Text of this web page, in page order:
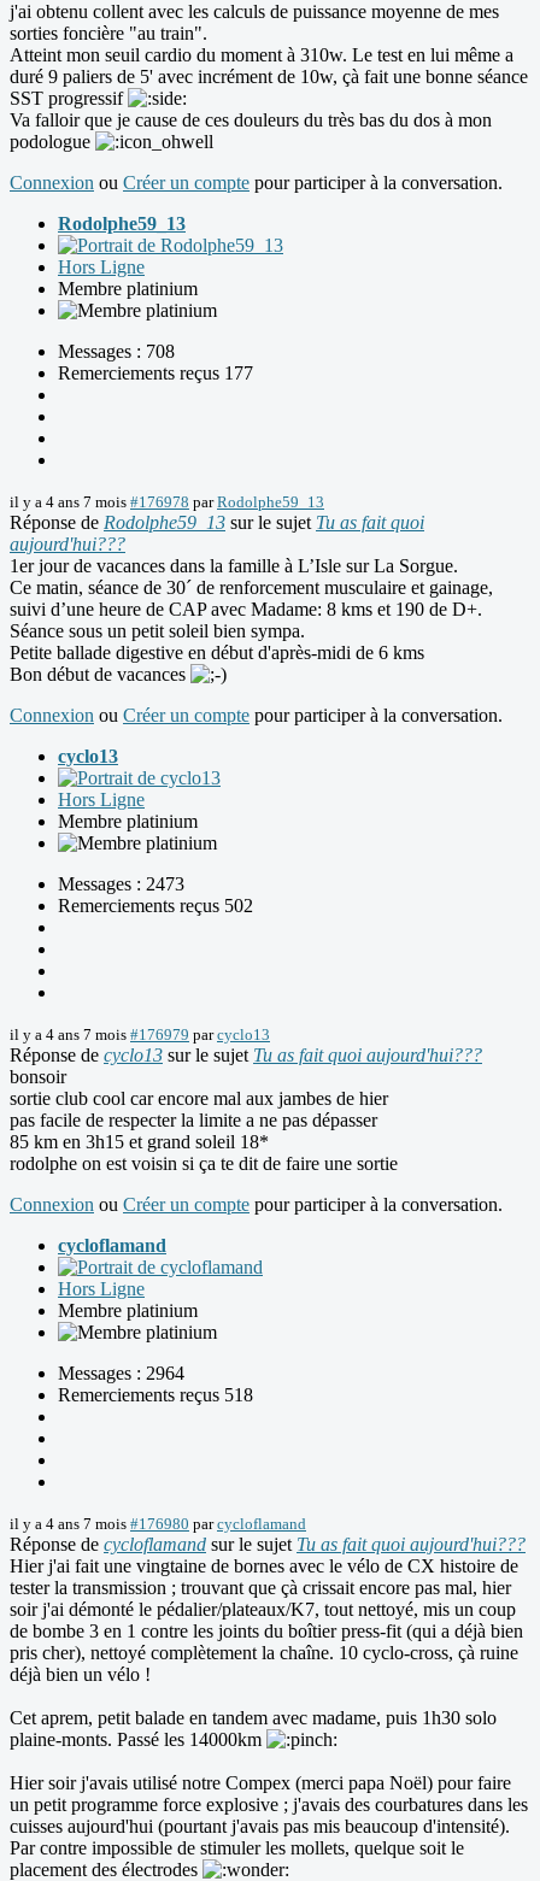
j'ai obtenu collent avec les calculs de puissance moyenne de mes
sorties foncière "au train".
Atteint mon seuil cardio du moment à 310w. Le test en lui même a
duré 9 paliers de 5' avec incrément de 10w, çà fait une bonne séance
SST progressif
Va falloir que je cause de ces douleurs du très bas du dos à mon
podologue
Connexion ou Créer un compte pour participer à la conversation.
Rodolphe59_13
Hors Ligne
Membre platinium
Messages : 708
Remerciements reçus 177
il y a 4 ans 7 mois #176978 parRodolphe59_13
Réponse de Rodolphe59_13 sur le sujet Tu as fait quoi
aujourd'hui???
1er jour de vacances dans la famille à L’Isle sur La Sorgue.
Ce matin, séance de 30´ de renforcement musculaire et gainage,
suivi d’une heure de CAP avec Madame: 8 kms et 190 de D+.
Séance sous un petit soleil bien sympa.
Petite ballade digestive en début d'après-midi de 6 kms
Bon début de vacances
Connexion ou Créer un compte pour participer à la conversation.
cyclo13
Hors Ligne
Membre platinium
Messages : 2473
Remerciements reçus 502
il y a 4 ans 7 mois #176979 parcyclo13
Réponse de cyclo13 sur le sujet Tu as fait quoi aujourd'hui???
bonsoir
sortie club cool car encore mal aux jambes de hier
pas facile de respecter la limite a ne pas dépasser
85 km en 3h15 et grand soleil 18*
rodolphe on est voisin si ça te dit de faire une sortie
Connexion ou Créer un compte pour participer à la conversation.
cycloflamand
Hors Ligne
Membre platinium
Messages : 2964
Remerciements reçus 518
il y a 4 ans 7 mois #176980 parcycloflamand
Réponse de cycloflamand sur le sujet Tu as fait quoi aujourd'hui???
Hier j'ai fait une vingtaine de bornes avec le vélo de CX histoire de
tester la transmission ; trouvant que çà crissait encore pas mal, hier
soir j'ai démonté le pédalier/plateaux/K7, tout nettoyé, mis un coup
de bombe 3 en 1 contre les joints du boîtier press-fit (qui a déjà bien
pris cher), nettoyé complètement la chaîne. 10 cyclo-cross, çà ruine
déjà bien un vélo !
Cet aprem, petit balade en tandem avec madame, puis 1h30 solo
plaine-monts. Passé les 14000km
Hier soir j'avais utilisé notre Compex (merci papa Noël) pour faire
un petit programme force explosive ; j'avais des courbatures dans les
cuisses aujourd'hui (pourtant j'avais pas mis beaucoup d'intensité).
Par contre impossible de stimuler les mollets, quelque soit le
placement des électrodes